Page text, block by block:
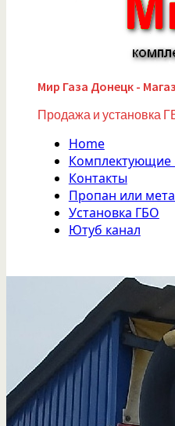
Мир Газа Донецк -
Продажа и установка
Home
Комплектующие
Контакты
Пропан или
Установка ГБО
Ютуб канал